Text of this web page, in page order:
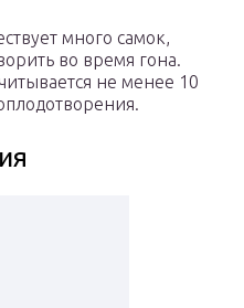
много самок,
во время гона.
не менее 10